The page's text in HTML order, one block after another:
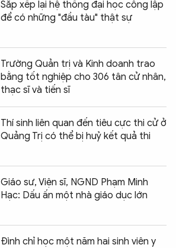
Sắp xếp lại hệ thống đại học công lập
để có những "đầu tàu" thật sự
Trường Quản trị và Kinh doanh trao
bằng tốt nghiệp cho 306 tân cử nhân,
thạc sĩ và tiến sĩ
Thí sinh liên quan đến tiêu cực thi cử ở
Quảng Trị có thể bị huỷ kết quả thi
Giáo sư, Viện sĩ, NGND Phạm Minh
Hạc: Dấu ấn một nhà giáo dục lớn
Đình chỉ học một năm hai sinh viên y